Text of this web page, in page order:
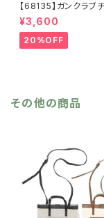
【68135】ガンクラブチ
ール【送料無料】マフ
寒 チェック柄 千
格子 マスタード
カーキ リサイクルポ
¥3,600
20%OFF
その他の商品